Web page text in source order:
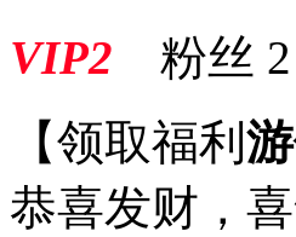
VIP2 粉丝 2
【领取福利
恭喜发财，